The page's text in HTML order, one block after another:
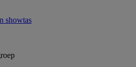
showtas